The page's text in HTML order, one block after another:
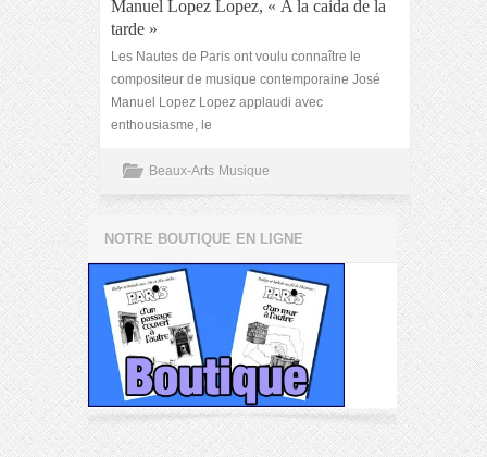
Manuel Lopez Lopez, « A la caida de la
tarde »
Les Nautes de Paris ont voulu connaître le
compositeur de musique contemporaine José
Manuel Lopez Lopez applaudi avec
enthousiasme, le
Beaux-Arts Musique
NOTRE BOUTIQUE EN LIGNE